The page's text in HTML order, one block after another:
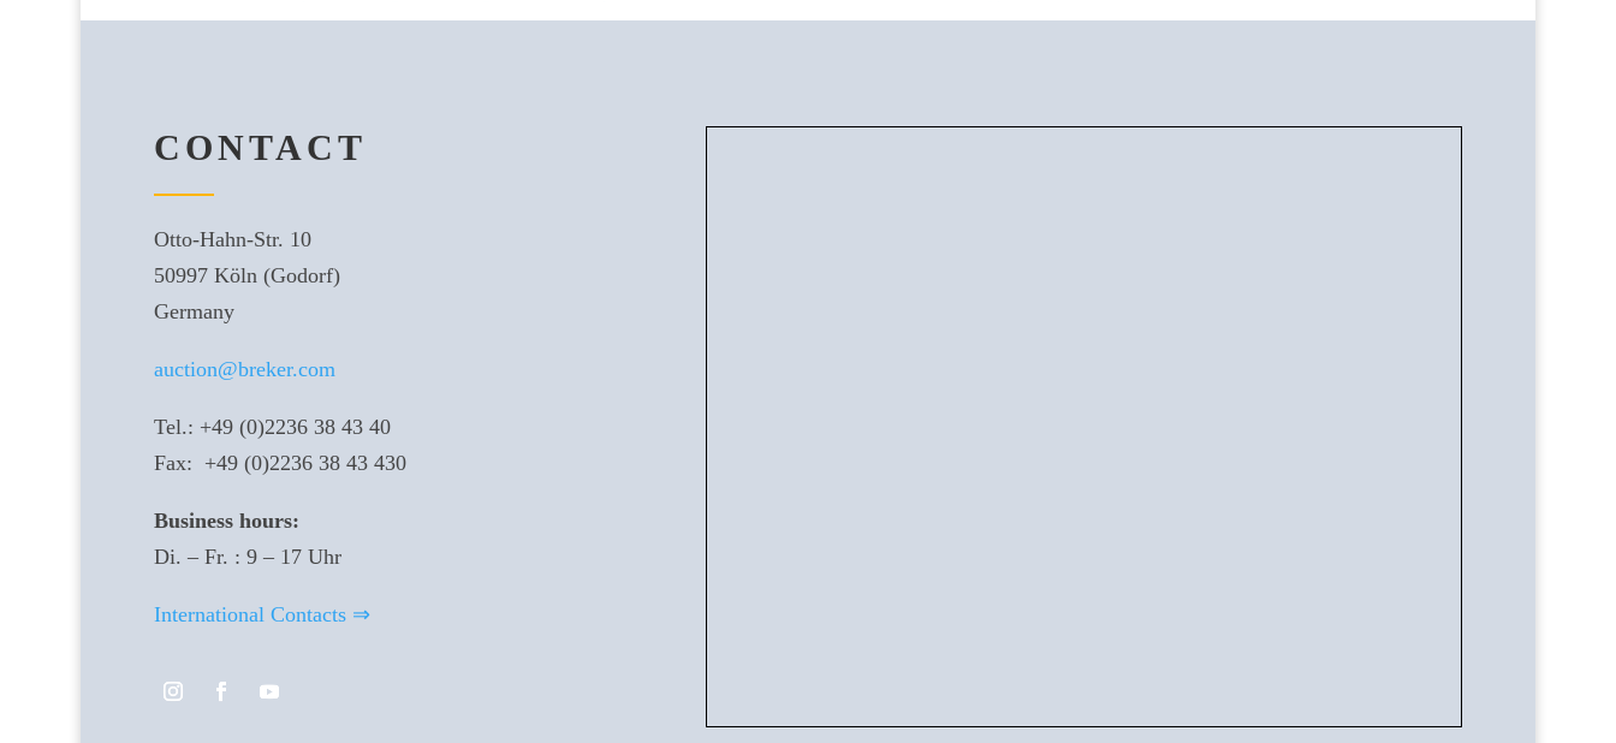
CONTACT
Otto-Hahn-Str. 10
50997 Köln (Godorf)
Germany
auction@breker.com
Tel.: +49 (0)2236 38 43 40
Fax: +49 (0)2236 38 43 430
Business hours:
Di. – Fr. : 9 – 17 Uhr
International Contacts ⇒